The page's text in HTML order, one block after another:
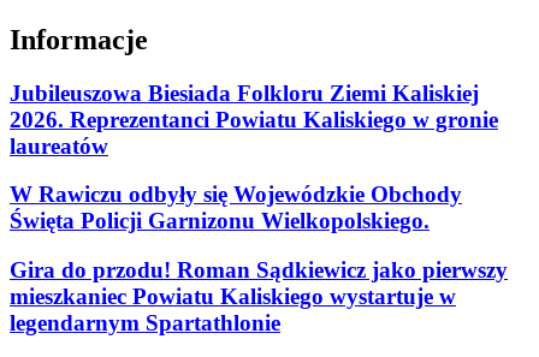
Informacje
Jubileuszowa Biesiada Folkloru Ziemi Kaliskiej
2026. Reprezentanci Powiatu Kaliskiego w gronie
laureatów
W Rawiczu odbyły się Wojewódzkie Obchody
Święta Policji Garnizonu Wielkopolskiego.
Gira do przodu! Roman Sądkiewicz jako pierwszy
mieszkaniec Powiatu Kaliskiego wystartuje w
legendarnym Spartathlonie